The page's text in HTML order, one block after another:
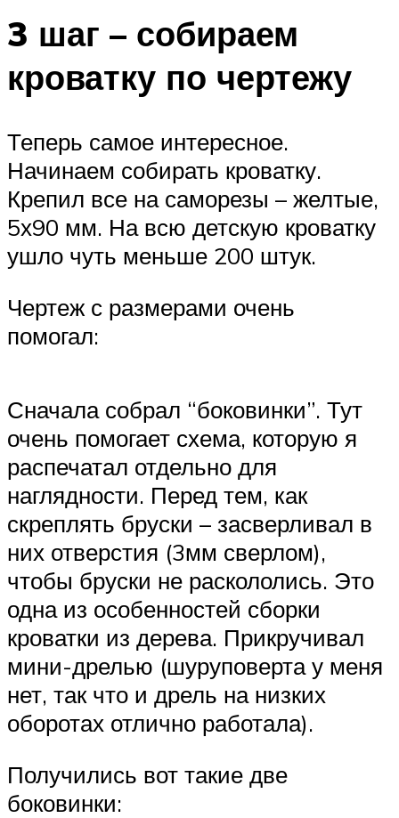
3 шаг – собираем
кроватку по чертежу
Теперь самое интересное.
Начинаем собирать кроватку.
Крепил все на саморезы – желтые,
5х90 мм. На всю детскую кроватку
ушло чуть меньше 200 штук.
Чертеж с размерами очень
помогал:
Сначала собрал “боковинки”. Тут
очень помогает схема, которую я
распечатал отдельно для
наглядности. Перед тем, как
скреплять бруски – засверливал в
них отверстия (3мм сверлом),
чтобы бруски не раскололись. Это
одна из особенностей сборки
кроватки из дерева. Прикручивал
мини-дрелью (шуруповерта у меня
нет, так что и дрель на низких
оборотах отлично работала).
Получились вот такие две
боковинки: